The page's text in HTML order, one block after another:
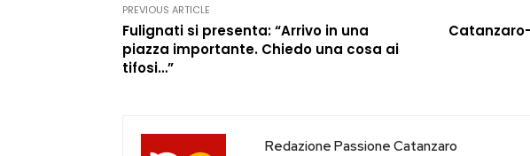
PREVIOUS ARTICLE
Fulignati si presenta: “Arrivo in una
piazza importante. Chiedo una cosa ai
tifosi…”
Redazione Passione Catanzaro